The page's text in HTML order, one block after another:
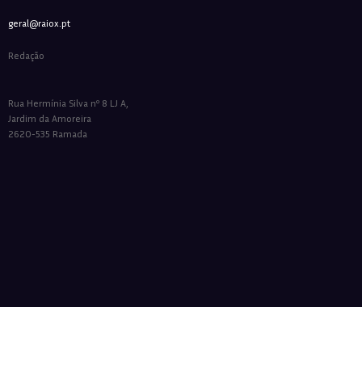
geral@raiox.pt
Redação
Rua Hermínia Silva nº 8 LJ A,
Jardim da Amoreira
2620-535 Ramada